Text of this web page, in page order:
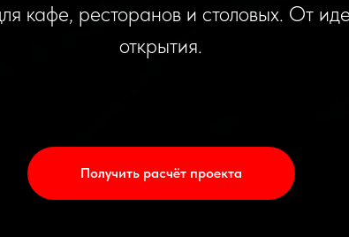
кафе, ресторанов и столовых. От
открытия.
Получить расчёт проекта